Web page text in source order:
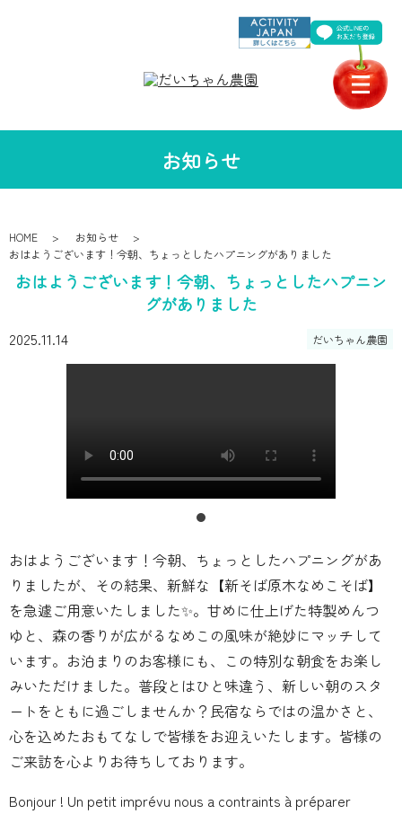
お知らせ
HOME
お知らせ
おはようございます！今朝、ちょっとしたハプニングがありました
おはようございます！今朝、ちょっとしたハプニン
グがありました
2025.11.14 だいちゃん農園
おはようございます！今朝、ちょっとしたハプニングがあ
りましたが、その結果、新鮮な【新そば原木なめこそば】
を急遽ご用意いたしました✨。甘めに仕上げた特製めんつ
ゆと、森の香りが広がるなめこの風味が絶妙にマッチして
います。お泊まりのお客様にも、この特別な朝食をお楽し
みいただけました。普段とはひと味違う、新しい朝のスタ
ートをともに過ごしませんか？民宿ならではの温かさと、
心を込めたおもてなしで皆様をお迎えいたします。皆様の
ご来訪を心よりお待ちしております。
Bonjour ! Un petit imprévu nous a contraints à préparer